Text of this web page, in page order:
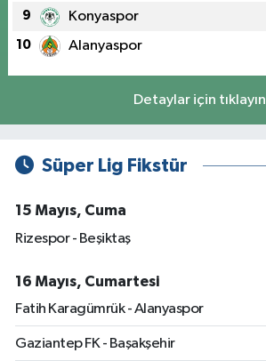
9 Konyaspor
10 Alanyaspor
Detaylar için tıklayın
Süper Lig Fikstür
15 Mayıs, Cuma
Rizespor - Beşiktaş
16 Mayıs, Cumartesi
Fatih Karagümrük - Alanyaspor
Gaziantep FK - Başakşehir